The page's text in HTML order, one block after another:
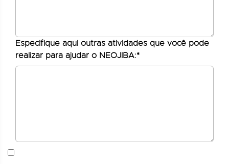
Especifique aqui outras atividades que você pode
realizar para ajudar o NEOJIBA:*